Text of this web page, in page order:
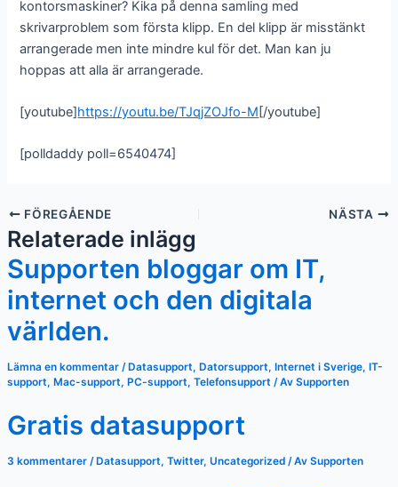
kontorsmaskiner? Kika på denna samling med
skrivarproblem som första klipp. En del klipp är misstänkt
arrangerade men inte mindre kul för det. Man kan ju
hoppas att alla är arrangerade.
[youtube]https://youtu.be/TJqjZOJfo-M [/youtube]
[polldaddy poll=6540474]
FÖREGÅENDE NÄSTA
Relaterade inlägg
Supporten bloggar om IT,
internet och den digitala
världen.
Lämna en kommentar / Datasupport, Datorsupport, Internet i Sverige, IT-
support, Mac-support, PC-support, Telefonsupport / Av Supporten
Gratis datasupport
3 kommentarer /Datasupport, Twitter, Uncategorized/ Av Supporten